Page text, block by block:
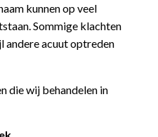
kunnen op veel
Sommige klachten
acuut optreden
die wij behandelen in